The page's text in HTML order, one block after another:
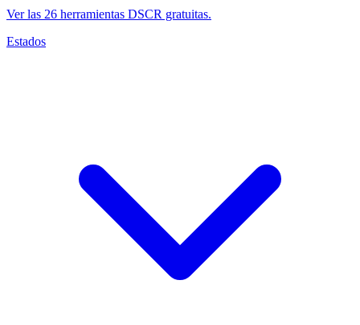
Ver las 26 herramientas DSCR gratuitas.
Estados